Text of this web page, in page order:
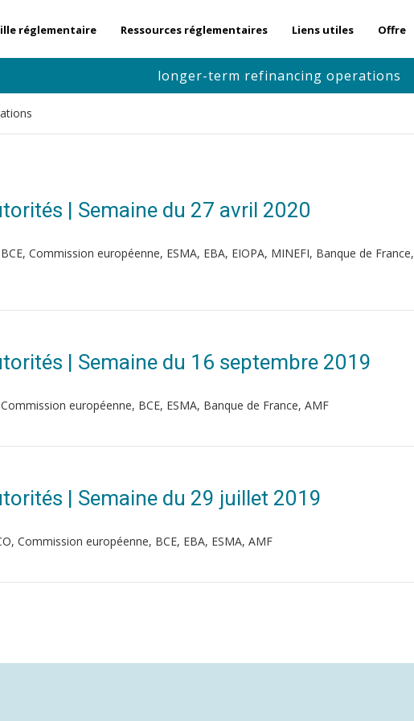
réglementaire Ressources réglementaires Liens utiles Offre
longer-term refinancing operations
| Semaine du 27 avril 2020
Commission européenne, ESMA, EBA, EIOPA, MINEFI, Banque de France,
| Semaine du 16 septembre 2019
européenne, BCE, ESMA, Banque de France, AMF
| Semaine du 29 juillet 2019
Commission européenne, BCE, EBA, ESMA, AMF